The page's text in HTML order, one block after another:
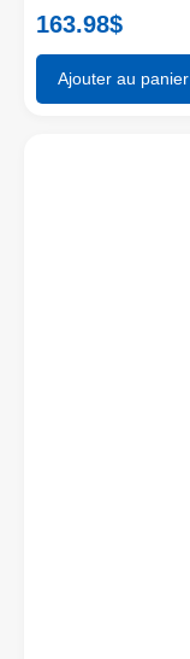
163.98$
Ajouter au panier